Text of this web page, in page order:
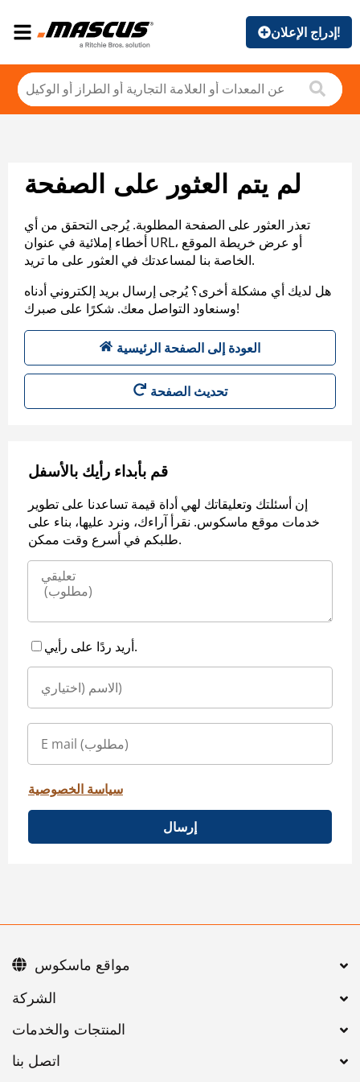
إدراج الإعلان!
لم يتم العثور على الصفحة
تعذر العثور على الصفحة المطلوبة. يُرجى التحقق من أي
أخطاء إملائية في عنوان URL، أو عرض خريطة الموقع
الخاصة بنا لمساعدتك في العثور على ما تريد.
هل لديك أي مشكلة أخرى؟ يُرجى إرسال بريد إلكتروني أدناه
وسنعاود التواصل معك. شكرًا على صبرك!
العودة إلى الصفحة الرئيسية
تحديث الصفحة
قم بأبداء رأيك بالأسفل
إن أسئلتك وتعليقاتك لهي أداة قيمة تساعدنا على تطوير
خدمات موقع ماسكوس. نقرأ آراءك، ونرد عليها، بناء على
طلبكم في أسرع وقت ممكن.
أريد ردًا على رأيي.
سياسة الخصوصية
إرسال
اتصل بنا
مواقع ماسكوس